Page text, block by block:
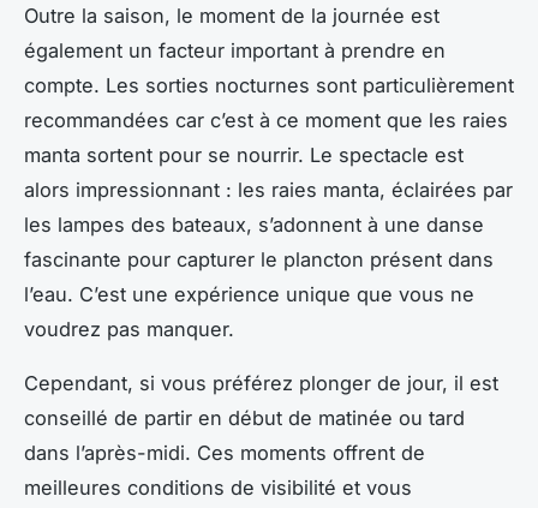
Outre la saison, le moment de la journée est
également un facteur important à prendre en
compte. Les sorties nocturnes sont particulièrement
recommandées car c’est à ce moment que les raies
manta sortent pour se nourrir. Le spectacle est
alors impressionnant : les raies manta, éclairées par
les lampes des bateaux, s’adonnent à une danse
fascinante pour capturer le plancton présent dans
l’eau. C’est une expérience unique que vous ne
voudrez pas manquer.
Cependant, si vous préférez plonger de jour, il est
conseillé de partir en début de matinée ou tard
dans l’après-midi. Ces moments offrent de
meilleures conditions de visibilité et vous